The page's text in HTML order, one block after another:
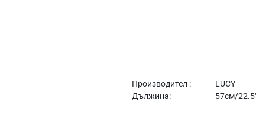
Производител :
LUCY
Дължина: 57см/